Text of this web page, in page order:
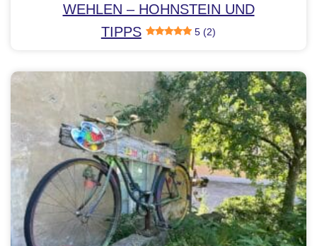
WEHLEN – HOHNSTEIN UND
TIPPS
5 (2)